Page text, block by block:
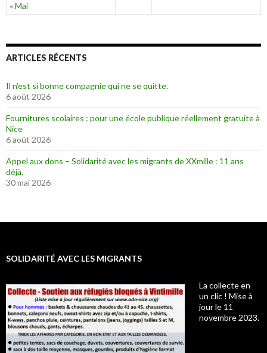
« Mai
ARTICLES RÉCENTS
Il n’est si bonne compagnie qui ne se quitte.
6 août 2026
Fournitures scolaires : pour une école publique réellement gratuite à
Nice
6 août 2026
Appel aux dons – Solidarité avec les migrants de XXmille : 11 ans
déjà.
30 mai 2026
SOLIDARITÉ AVEC LES MIGRANTS
La collecte en
un clic ! Mise à
jour le 11
novembre 2023.